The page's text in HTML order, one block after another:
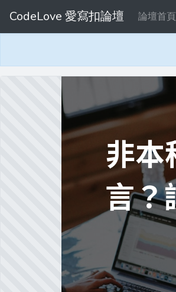
CodeLove 愛寫扣論壇 論壇首頁